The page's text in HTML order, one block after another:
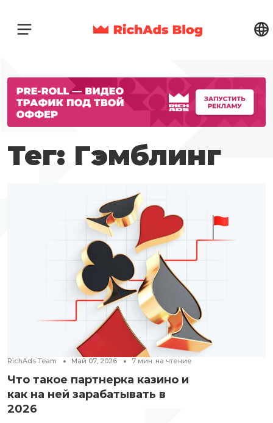
Тег: Гэмблинг
RichAds Team Май 07, 2026 7 мин. на чтение
Что такое партнерка казино и
как на ней зарабатывать в
2026